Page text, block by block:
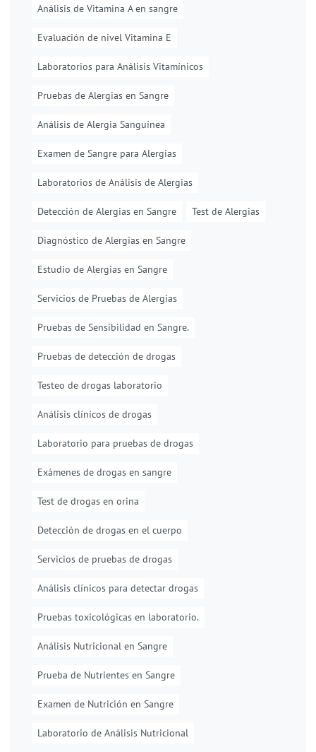
Análisis de Vitamina A en sangre
Evaluación de nivel Vitamina E
Laboratorios para Análisis Vitamínicos
Pruebas de Alergias en Sangre
Análisis de Alergia Sanguínea
Examen de Sangre para Alergias
Laboratorios de Análisis de Alergias
Detección de Alergias en Sangre Test de Alergias
Diagnóstico de Alergias en Sangre
Estudio de Alergias en Sangre
Servicios de Pruebas de Alergias
Pruebas de Sensibilidad en Sangre.
Pruebas de detección de drogas
Testeo de drogas laboratorio
Análisis clínicos de drogas
Laboratorio para pruebas de drogas
Exámenes de drogas en sangre
Test de drogas en orina
Detección de drogas en el cuerpo
Servicios de pruebas de drogas
Análisis clínicos para detectar drogas
Pruebas toxicológicas en laboratorio.
Análisis Nutricional en Sangre
Prueba de Nutrientes en Sangre
Examen de Nutrición en Sangre
Laboratorio de Análisis Nutricional